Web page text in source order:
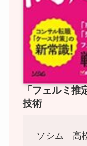
「フェルミ
技術
ソシム 高